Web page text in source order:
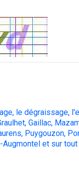
le dégraissage,
Gaillac,
Puygouzon,
et sur tout